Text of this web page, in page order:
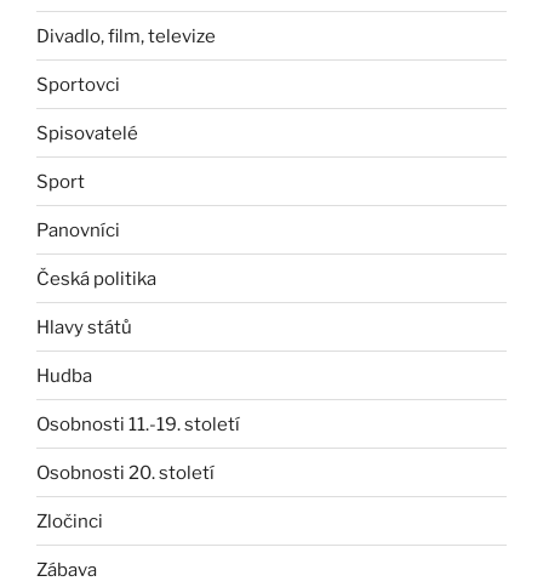
Divadlo, film, televize
Sportovci
Spisovatelé
Sport
Panovníci
Česká politika
Hlavy států
Hudba
Osobnosti 11.-19. století
Osobnosti 20. století
Zločinci
Zábava